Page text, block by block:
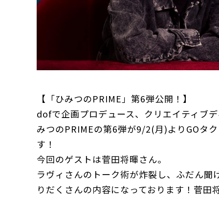
【「ひみつのPRIME」第6弾公開！】
dofで企画プロデュース、クリエイティブ
みつのPRIMEの第6弾が9/2(月)よりGOタ
す！
今回のゲストは菅田将暉さん。
ラヴィさんのトーク術が炸裂し、ふだん聞
りだくさんの内容になっております！菅田